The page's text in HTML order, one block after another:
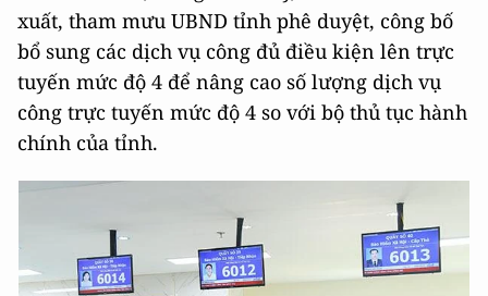
xuất, tham mưu UBND tỉnh phê duyệt, công bố
bổ sung các dịch vụ công đủ điều kiện lên trực
tuyến mức độ 4 để nâng cao số lượng dịch vụ
công trực tuyến mức độ 4 so với bộ thủ tục hành
chính của tỉnh.